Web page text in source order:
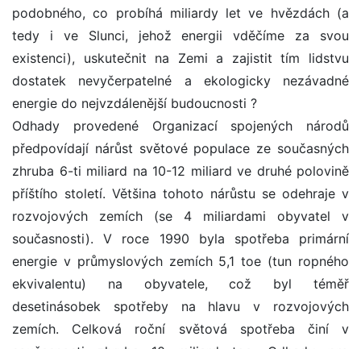
podobného, co probíhá miliardy let ve hvězdách (a
tedy i ve Slunci, jehož energii vděčíme za svou
existenci), uskutečnit na Zemi a zajistit tím lidstvu
dostatek nevyčerpatelné a ekologicky nezávadné
energie do nejvzdálenější budoucnosti ?
Odhady provedené Organizací spojených národů
předpovídají nárůst světové populace ze současných
zhruba 6-ti miliard na 10-12 miliard ve druhé polovině
příštího století. Většina tohoto nárůstu se odehraje v
rozvojových zemích (se 4 miliardami obyvatel v
současnosti). V roce 1990 byla spotřeba primární
energie v průmyslových zemích 5,1 toe (tun ropného
ekvivalentu) na obyvatele, což byl téměř
desetinásobek spotřeby na hlavu v rozvojových
zemích. Celková roční světová spotřeba činí v